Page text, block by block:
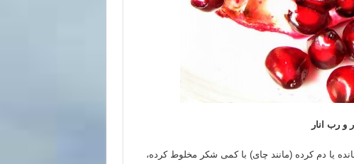
و رب انار
یا دم کرده (مانند چای) با کمی شکر مخلوط کرده،